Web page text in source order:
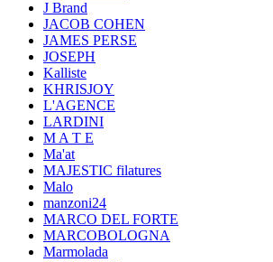
J Brand
JACOB COHEN
JAMES PERSE
JOSEPH
Kalliste
KHRISJOY
L'AGENCE
LARDINI
M A T E
Ma'at
MAJESTIC filatures
Malo
manzoni24
MARCO DEL FORTE
MARCOBOLOGNA
Marmolada